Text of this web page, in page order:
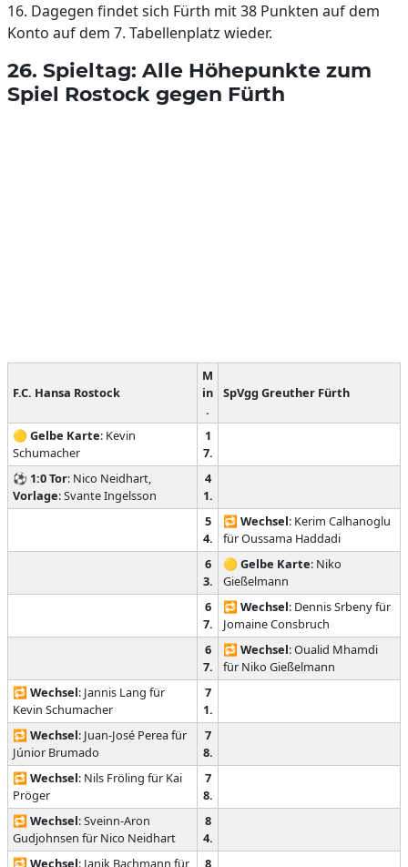
16. Dagegen findet sich Fürth mit 38 Punkten auf dem
Konto auf dem 7. Tabellenplatz wieder.
26. Spieltag: Alle Höhepunkte zum
Spiel Rostock gegen Fürth
F.C. Hansa Rostock
M
in
.
SpVgg Greuther Fürth
🟡 Gelbe Karte: Kevin
Schumacher
1
7.
⚽ 1:0Tor: Nico Neidhart,
Vorlage: Svante Ingelsson
4
1.
5
4.
🔁 Wechsel: Kerim Calhanoglu
für Oussama Haddadi
6
3.
🟡 Gelbe Karte: Niko
Gießelmann
6
7.
🔁 Wechsel: Dennis Srbeny für
Jomaine Consbruch
6
7.
🔁 Wechsel: Oualid Mhamdi
für Niko Gießelmann
🔁 Wechsel: Jannis Lang für
Kevin Schumacher
7
1.
🔁 Wechsel: Juan-José Perea für
Júnior Brumado
7
8.
🔁 Wechsel: Nils Fröling für Kai
Pröger
7
8.
🔁 Wechsel: Sveinn-Aron
Gudjohnsen für Nico Neidhart
8
4.
🔁 Wechsel: Janik Bachmann für
8